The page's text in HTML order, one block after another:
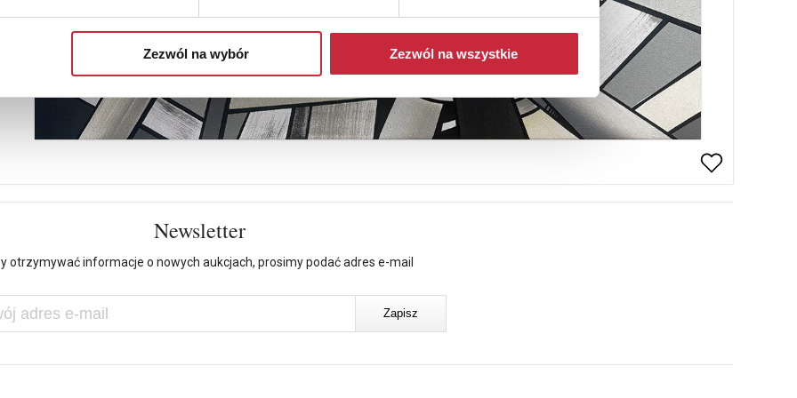
Zezwól na wybór Zezwól na wszystkie
Newsletter
otrzymywać informacje o nowych aukcjach, prosimy podać adres e-mail